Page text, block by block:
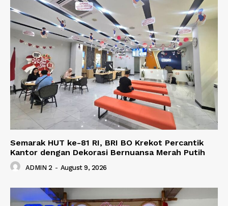
Semarak HUT ke-81 RI, BRI BO Krekot Percantik
Kantor dengan Dekorasi Bernuansa Merah Putih
ADMIN 2 - August 9, 2026